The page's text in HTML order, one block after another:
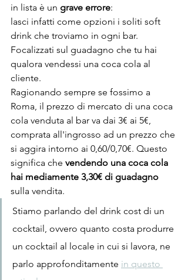
in lista è un grave errore:
lasci infatti come opzioni i soliti soft
drink che troviamo in ogni bar.
Focalizzati sul guadagno che tu hai
qualora vendessi una coca cola al
cliente.
Ragionando sempre se fossimo a
Roma, il prezzo di mercato di una coca
cola venduta al bar va dai 3€ ai 5€,
comprata all'ingrosso ad un prezzo che
si aggira intorno ai 0,60/0,70€. Questo
significa che vendendo una coca cola
hai mediamente 3,30€ di guadagno
sulla vendita.
Stiamo parlando del drink cost di un
cocktail, ovvero quanto costa produrre
un cocktail al locale in cui si lavora, ne
parlo approfonditamente in questo